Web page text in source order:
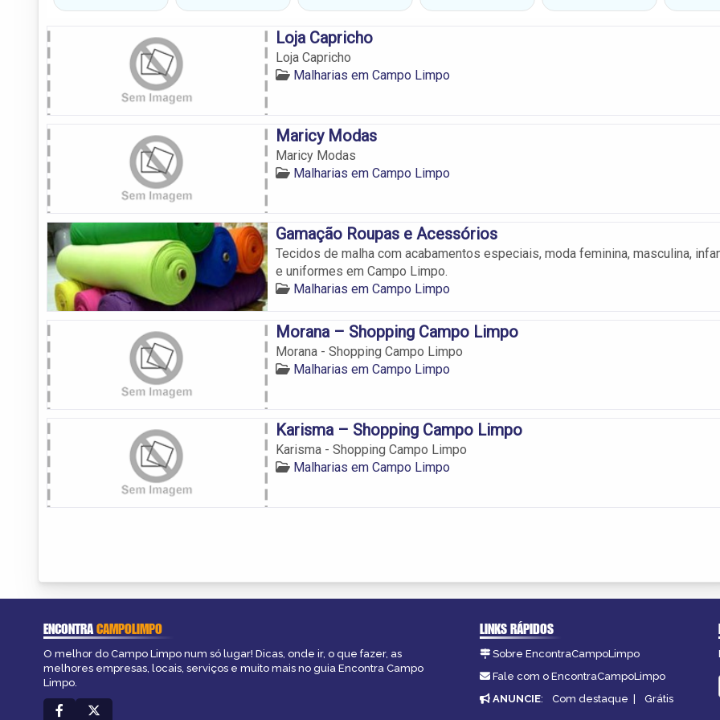
Loja Capricho
Loja Capricho
Malharias em Campo Limpo
Maricy Modas
Maricy Modas
Malharias em Campo Limpo
Gamação Roupas e Acessórios
Tecidos de malha com acabamentos especiais, moda feminina, masculina,
e uniformes em Campo Limpo.
Malharias em Campo Limpo
Morana – Shopping Campo Limpo
Morana - Shopping Campo Limpo
Malharias em Campo Limpo
Karisma – Shopping Campo Limpo
Karisma - Shopping Campo Limpo
Malharias em Campo Limpo
ENCONTRACAMPOLIMPO
O melhor do Campo Limpo num só lugar! Dicas, onde ir, o que fazer, as
melhores empresas, locais, serviços e muito mais no guia Encontra Campo
Limpo.
LINKS RÁPIDOS
Sobre EncontraCampoLimpo
Fale com o EncontraCampoLimpo
ANUNCIE: Com destaque | Grátis